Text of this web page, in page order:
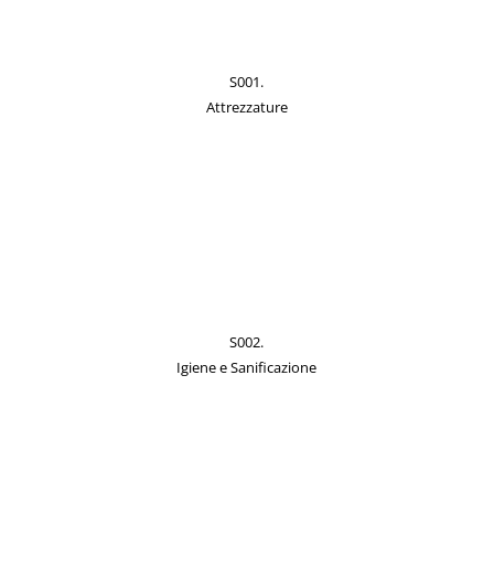
S001.
Attrezzature
S002.
Igiene e Sanificazione